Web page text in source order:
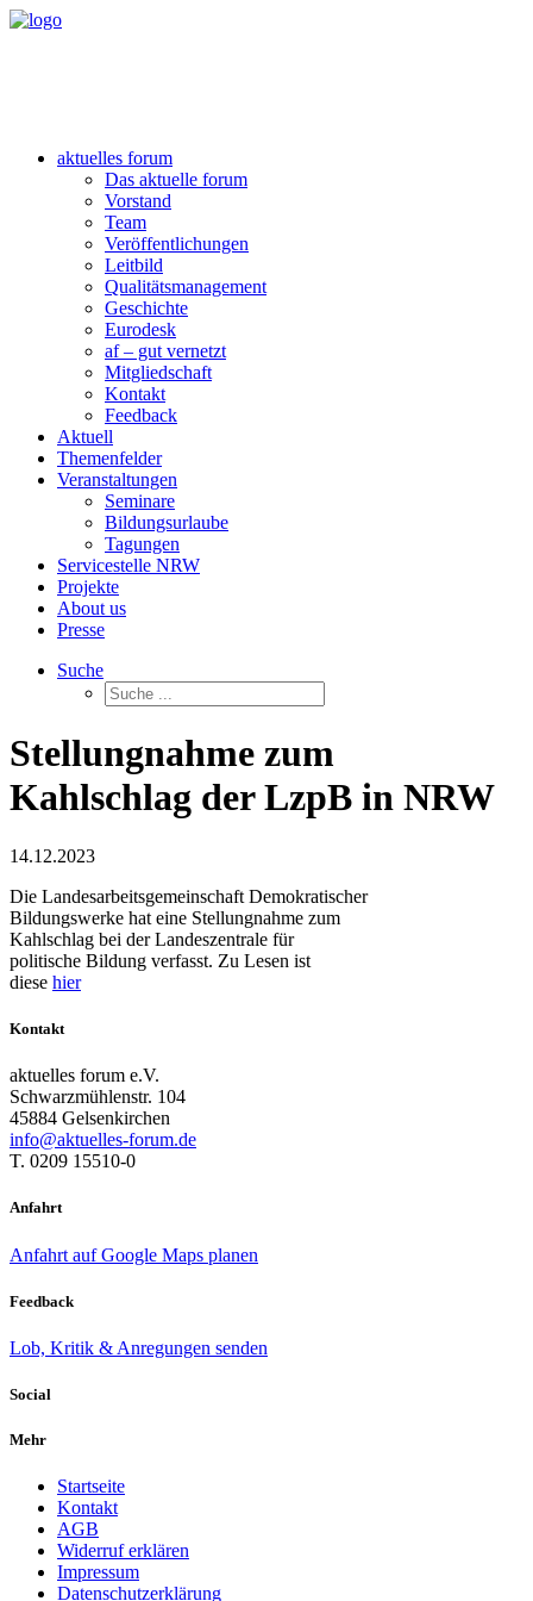
aktuelles forum
Das aktuelle forum
Vorstand
Team
Veröffentlichungen
Leitbild
Qualitätsmanagement
Geschichte
Eurodesk
af – gut vernetzt
Mitgliedschaft
Kontakt
Feedback
Aktuell
Themenfelder
Veranstaltungen
Seminare
Bildungsurlaube
Tagungen
Servicestelle NRW
Projekte
About us
Presse
Suche
Stellungnahme zum
Kahlschlag der LzpB in NRW
14.12.2023
Die Landesarbeitsgemeinschaft Demokratischer
Bildungswerke hat eine Stellungnahme zum
Kahlschlag bei der Landeszentrale für
politische Bildung verfasst. Zu Lesen ist
diese hier
Kontakt
aktuelles forum e.V.
Schwarzmühlenstr. 104
45884 Gelsenkirchen
info@aktuelles-forum.de
T. 0209 15510-0
Anfahrt
Anfahrt auf Google Maps planen
Feedback
Lob, Kritik & Anregungen senden
Social
Mehr
Startseite
Kontakt
AGB
Widerruf erklären
Impressum
Datenschutzerklärung